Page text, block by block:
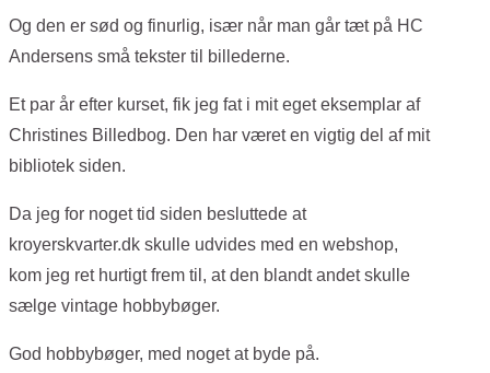
Og den er sød og finurlig, især når man går tæt på HC
Andersens små tekster til billederne.
Et par år efter kurset, fik jeg fat i mit eget eksemplar af
Christines Billedbog. Den har været en vigtig del af mit
bibliotek siden.
Da jeg for noget tid siden besluttede at
kroyerskvarter.dk skulle udvides med en webshop,
kom jeg ret hurtigt frem til, at den blandt andet skulle
sælge vintage hobbybøger.
God hobbybøger, med noget at byde på.